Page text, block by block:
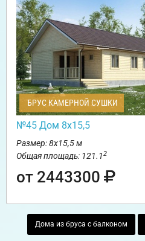
БРУС КАМЕРНОЙ СУШКИ
№45 Дом 8х15,5
Размер: 8х15,5 м
Общая площадь: 121.12
от 2443300
Дома из бруса с балконом